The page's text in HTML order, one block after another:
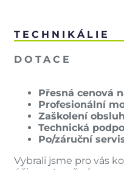
TECHNIKÁLIE
DOTACE
Přesná cenová
Profesionální
Zaškolení
Technická
Po/záruční
Vybrali jsme pro vás